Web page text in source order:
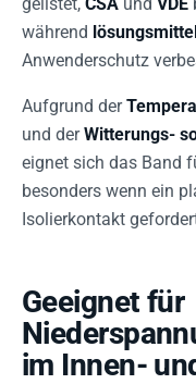
während
Anwenderschutz
Aufgrund der
und derWitterungs-
eignet sich das Band
besonders wenn ein
Isolierkontakt
Geeignet für
im Innen-